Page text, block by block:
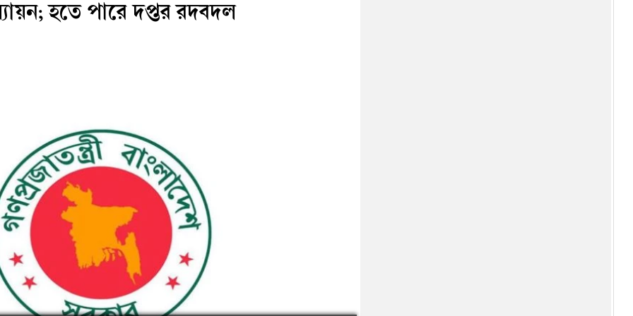
হতে পারে দপ্তর রদবদল